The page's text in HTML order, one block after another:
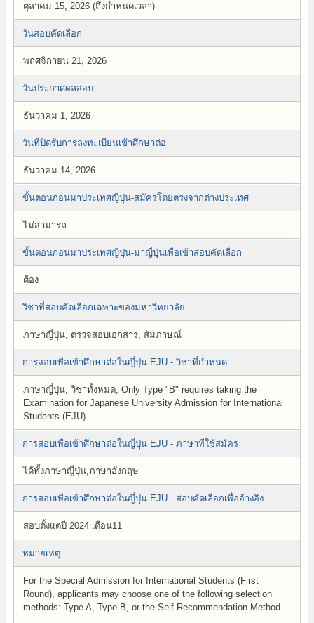
ตุลาคม 15, 2026 (ถึงกำหนดเวลา)
วันสอบคัดเลือก
พฤศจิกายน 21, 2026
วันประกาศผลสอบ
ธันวาคม 1, 2026
วันที่ปิดรับการลงทะเบียนเข้าศึกษาต่อ
ธันวาคม 14, 2026
ขั้นตอนก่อนมาประเทศญี่ปุ่น-สมัครโดยตรงจากต่างประเทศ
ไม่สามารถ
ขั้นตอนก่อนมาประเทศญี่ปุ่น-มาญี่ปุ่นเพื่อเข้าสอบคัดเลือก
ต้อง
วิชาที่สอบคัดเลือกเฉพาะของมหาวิทยาลัย
ภาษาญี่ปุ่น, ตรวจสอบเอกสาร, สัมภาษณ์
การสอบเพื่อเข้าศึกษาต่อในญี่ปุ่น EJU - วิชาที่กำหนด
ภาษาญี่ปุ่น, วิชาทั้งหมด, Only Type "B" requires taking the
Examination for Japanese University Admission for International
Students (EJU)
การสอบเพื่อเข้าศึกษาต่อในญี่ปุ่น EJU - ภาษาที่ใช้สมัคร
ได้ทั้งภาษาญี่ปุ่น,ภาษาอังกฤษ
การสอบเพื่อเข้าศึกษาต่อในญี่ปุ่น EJU - สอบคัดเลือกเพื่ออ้างอิง
สอบตั้งแต่ปี 2024 เดือน11
หมายเหตุ
For the Special Admission for International Students (First
Round), applicants may choose one of the following selection
methods: Type A, Type B, or the Self-Recommendation Method.